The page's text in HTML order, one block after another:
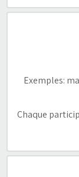
Exemples:
Chaque